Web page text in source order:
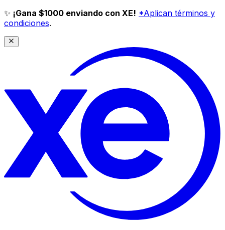
✨ ¡Gana $1000 enviando con XE! *Aplican términos y
condiciones.